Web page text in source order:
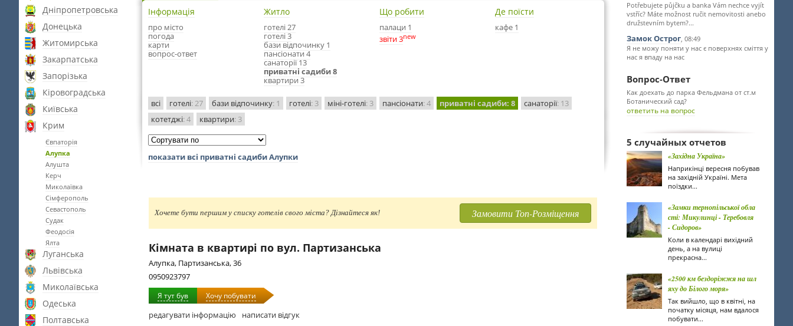
Дніпропетровська
Донецька
Житомирська
Закарпатська
Запорізька
Кіровоградська
Київська
Крим
Євпаторія
Алупка
Алушта
Керч
Миколаївка
Сімферополь
Севастополь
Судак
Феодосія
Ялта
Луганська
Львівська
Миколаївська
Одеська
Полтавська
Інформація
про місто
погода
карти
вопрос-ответ
Житло
готелі 27
готелі 3
бази відпочинку 1
пансіонати 4
санаторії 13
приватні садиби 8
квартири 3
Що робити
палаци 1
звіти 3new
Де поїсти
кафе 1
всі готелі: 27 бази відпочинку: 1 готелі: 3 міні-готелі: 3 пансіонати: 4 приватні садиби: 8 санаторії: 13
котетджі: 4 квартири: 3
показати всі приватні садиби Алупки
Хочете бути першим у списку готелів свого міста? Дізнайтеся як! Замовити Топ-Розміщення
Кімната в квартирі по вул. Партизанська
Алупка, Партизанська, 36
0950923797
Я тут був Хочу побувати
редагувати інформацію написати відгук
Potřebujete půjčku a banka Vám nechce vyjít
vstříc? Máte možnost ručit nemovitosti anebo
družstevním bytem?...
Замок Острог, 08:49
Я не можу поняти у нас є поверхнях сміття у
нас я впаду на нас
Вопрос-Ответ
Как доехать до парка Фельдмана от ст.м
Ботанический сад?
ответить на вопрос
5 случайных отчетов
«Західна Україна»
Наприкінці вересня побував
на західній Україні. Мета
поїздки...
«Замки тернопільської обла
сті: Микулинці - Теребовля
- Сидоров»
Коли в календарі вихідний
день, а на вулиці
прекрасна...
«2500 км бездоріжжя на шл
яху до Білого моря»
Так вийшло, що в квітні, на
початку місяця, нам вдалося
побувати...